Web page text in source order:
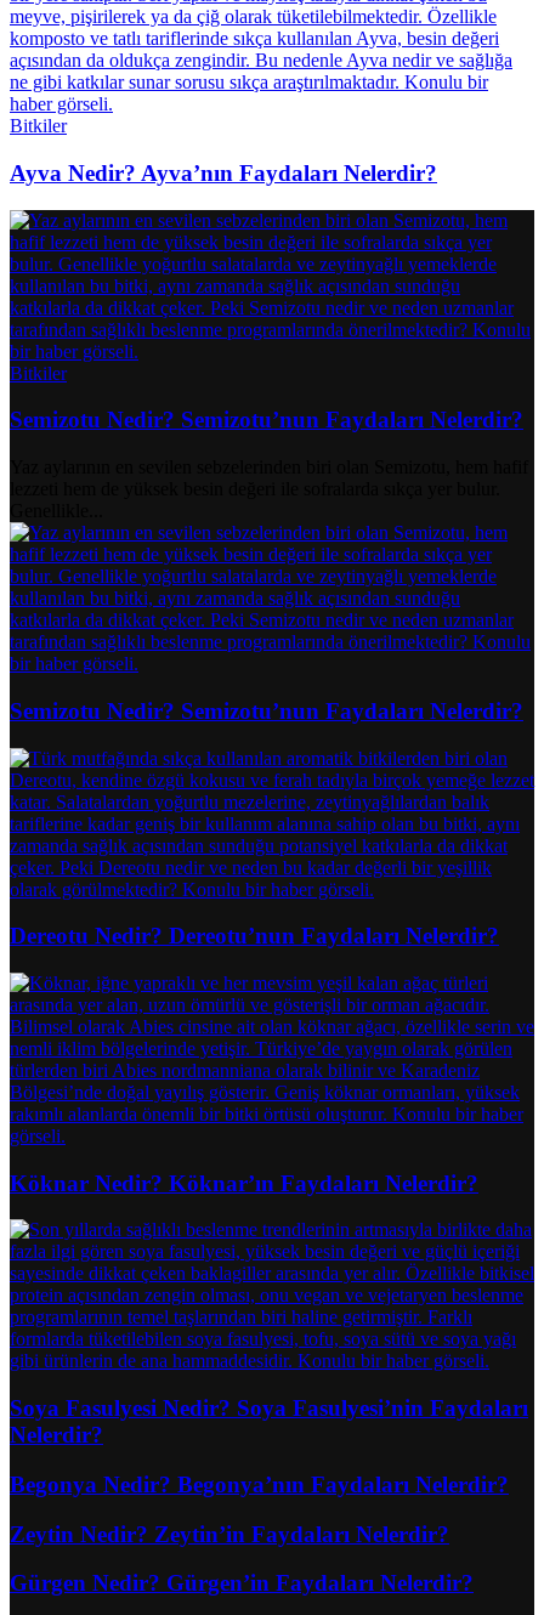
Bitkiler
Ayva Nedir? Ayva’nın Faydaları Nelerdir?
Bitkiler
Semizotu Nedir? Semizotu’nun Faydaları Nelerdir?
Semizotu Nedir? Semizotu’nun Faydaları Nelerdir?
Dereotu Nedir? Dereotu’nun Faydaları Nelerdir?
Köknar Nedir? Köknar’ın Faydaları Nelerdir?
Soya Fasulyesi Nedir? Soya Fasulyesi’nin Faydaları
Nelerdir?
Begonya Nedir? Begonya’nın Faydaları Nelerdir?
Zeytin Nedir? Zeytin’in Faydaları Nelerdir?
Gürgen Nedir? Gürgen’in Faydaları Nelerdir?